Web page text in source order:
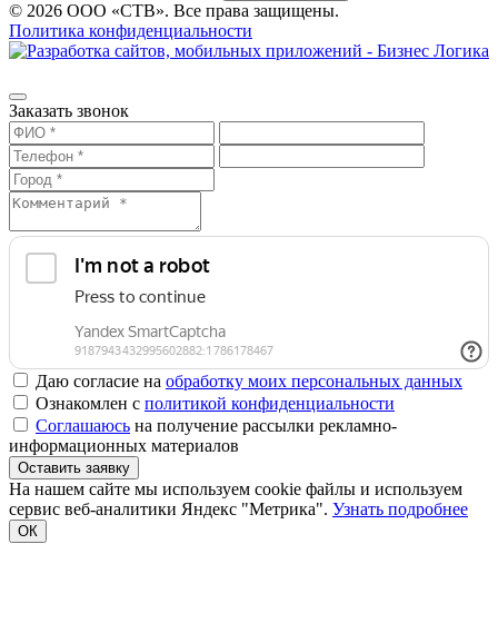
© 2026 ООО «СТВ». Все права защищены.
Политика конфиденциальности
Заказать звонок
Даю согласие на обработку моих персональных данных
Ознакомлен с политикой конфиденциальности
Соглашаюсь на получение рассылки рекламно-
информационных материалов
Оставить заявку
На нашем сайте мы используем cookie файлы и используем
сервис веб-аналитики Яндекс "Метрика". Узнать подробнее
ОК